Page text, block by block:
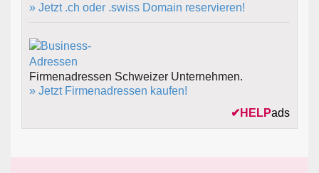
» Jetzt .ch oder .swiss Domain reservieren!
Firmenadressen Schweizer Unternehmen.
» Jetzt Firmenadressen kaufen!
✔ HELPads